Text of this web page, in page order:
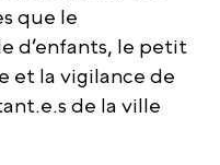
que le
d’enfants, le petit
et la vigilance de
de la ville